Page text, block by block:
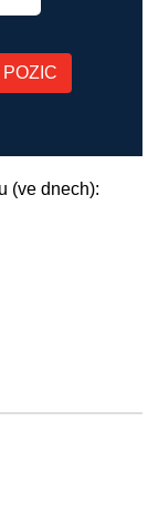
(ve dnech):